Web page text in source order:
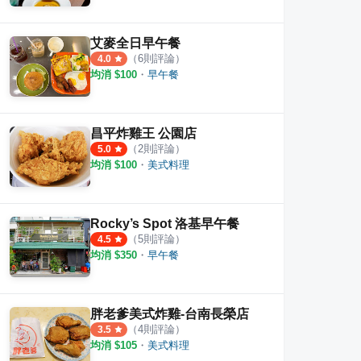
艾麥全日早午餐
4.0 （6則評論）
均消 $100 ・ 早午餐
昌平炸雞王 公園店
5.0 （ 2則評論）
均消 $100 ・ 美式料理
Rocky’s Spot 洛基早午餐
4.5 （5則評論）
均消 $350 ・ 早午餐
胖老爹美式炸雞-台南長榮店
3.5 （4則評論）
均消 $105 ・ 美式料理